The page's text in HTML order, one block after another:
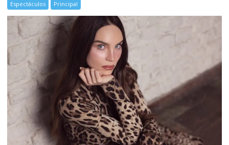
Espectáculos Principal